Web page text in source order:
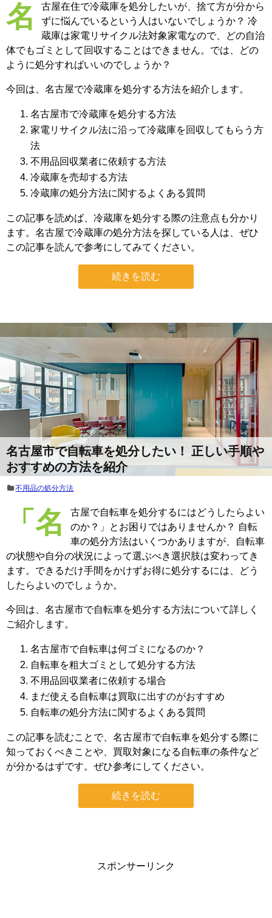
名古屋在住で冷蔵庫を処分したいが、捨て方が分から
ずに悩んでいるという人はいないでしょうか？ 冷
蔵庫は家電リサイクル法対象家電なので、どの自治
体でもゴミとして回収することはできません。では、どの
ように処分すればいいのでしょうか？
今回は、名古屋で冷蔵庫を処分する方法を紹介します。
名古屋市で冷蔵庫を処分する方法
家電リサイクル法に沿って冷蔵庫を回収してもらう方
法
不用品回収業者に依頼する方法
冷蔵庫を売却する方法
冷蔵庫の処分方法に関するよくある質問
この記事を読めば、冷蔵庫を処分する際の注意点も分かり
ます。名古屋で冷蔵庫の処分方法を探している人は、ぜひ
この記事を読んで参考にしてみてください。
続きを読む
名古屋市で自転車を処分したい！ 正しい手順や
おすすめの方法を紹介
不用品の処分方法
「名古屋で自転車を処分するにはどうしたらよい
のか？」とお困りではありませんか？ 自転
車の処分方法はいくつかありますが、自転車
の状態や自分の状況によって選ぶべき選択肢は変わってき
ます。できるだけ手間をかけずお得に処分するには、どう
したらよいのでしょうか。
今回は、名古屋市で自転車を処分する方法について詳しく
ご紹介します。
名古屋市で自転車は何ゴミになるのか？
自転車を粗大ゴミとして処分する方法
不用品回収業者に依頼する場合
まだ使える自転車は買取に出すのがおすすめ
自転車の処分方法に関するよくある質問
この記事を読むことで、名古屋市で自転車を処分する際に
知っておくべきことや、買取対象になる自転車の条件など
が分かるはずです。ぜひ参考にしてください。
続きを読む
スポンサーリンク